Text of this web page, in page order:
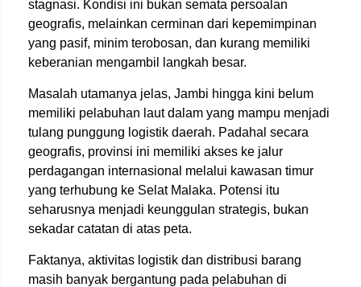
stagnasi. Kondisi ini bukan semata persoalan
geografis, melainkan cerminan dari kepemimpinan
yang pasif, minim terobosan, dan kurang memiliki
keberanian mengambil langkah besar.
Masalah utamanya jelas, Jambi hingga kini belum
memiliki pelabuhan laut dalam yang mampu menjadi
tulang punggung logistik daerah. Padahal secara
geografis, provinsi ini memiliki akses ke jalur
perdagangan internasional melalui kawasan timur
yang terhubung ke Selat Malaka. Potensi itu
seharusnya menjadi keunggulan strategis, bukan
sekadar catatan di atas peta.
Faktanya, aktivitas logistik dan distribusi barang
masih banyak bergantung pada pelabuhan di